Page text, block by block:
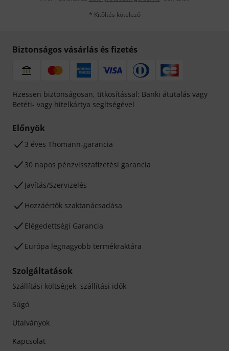
* Kitöltés kötelező
Biztonságos vásárlás és fizetés
Fizessen biztonságosan, titkosítással: Banki átutalás vagy
Betéti- vagy hitelkártya segítségével
Előnyök
3 éves Thomann-garancia
30 napos pénzvisszafizetési garancia
Javítás/Szervizelés
Hozzáértők szaktanácsadása
Elégedettségi Garancia
Európa legnagyobb termékraktára
Szolgáltatások
Szállítási költségek, szállítási idők
Súgó
Utalványok
Kapcsolat